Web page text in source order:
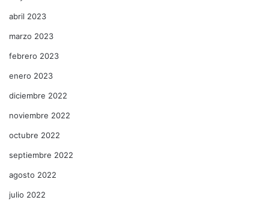
abril 2023
marzo 2023
febrero 2023
enero 2023
diciembre 2022
noviembre 2022
octubre 2022
septiembre 2022
agosto 2022
julio 2022